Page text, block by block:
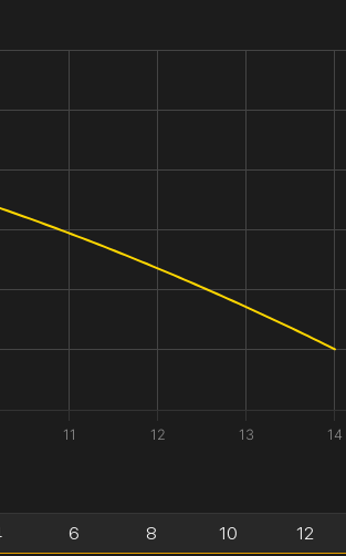
11 12 13 14
6
8
10
12